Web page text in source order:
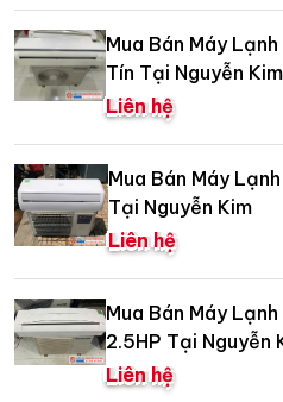
Mua Bán Máy
Tín Tại Nguyễn Kim
Liên hệ
Mua Bán Máy
Tại Nguyễn Kim
Liên hệ
Mua Bán Máy
2.5HP Tại Nguyễn
Liên hệ